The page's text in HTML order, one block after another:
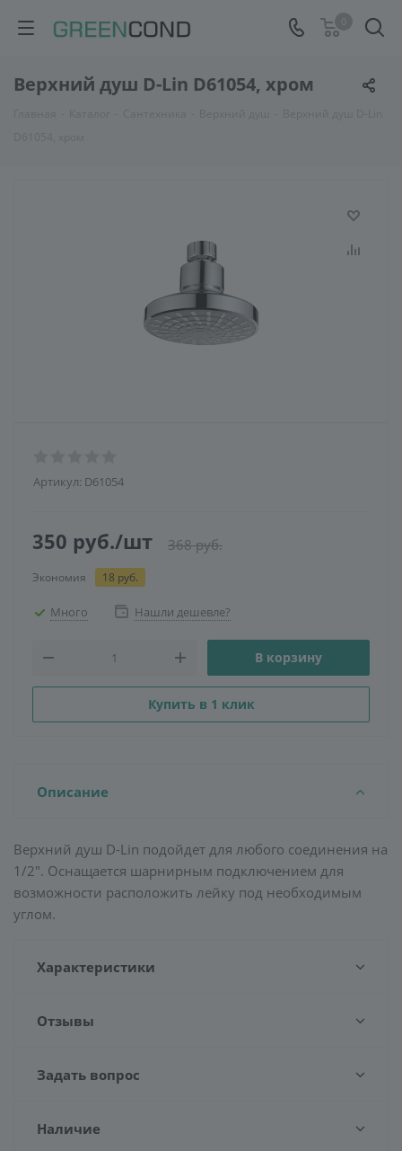
Верхний душ D-Lin D61054, хром
Артикул: D61054
350 руб./шт 368руб.
Экономия 18 руб.
Много Нашли дешевле?
В корзину
Купить в 1 клик
Описание
Верхний душ D-Lin подойдет для любого соединения на
1/2". Оснащается шарнирным подключением для
возможности расположить лейку под необходимым
углом.
Характеристики
Отзывы
Задать вопрос
Наличие